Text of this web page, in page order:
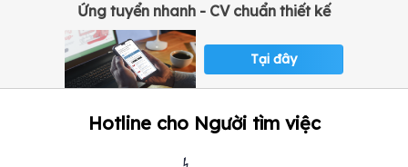
Ứng tuyển nhanh - CV chuẩn thiết kế
Tại đây
Hotline cho Người tìm việc